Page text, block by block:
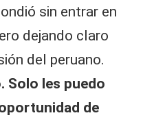
sin entrar en
dejando claro
del peruano.
Solo les puedo
de